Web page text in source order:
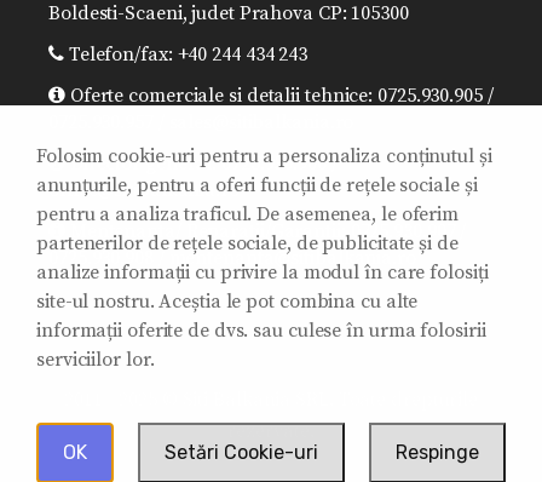
Boldesti-Scaeni, judet Prahova CP: 105300
Telefon/fax: +40 244 434 243
Oferte comerciale si detalii tehnice: 0725.930.905 /
Director general: 0725.930.906 /
office@sitibalkania.ro
Mentenanta/ Reparatii/Garantii: 0725.930.907 /
0725.930.908 / mentenanta@sitibalkania.ro
rezervate.
Folosim cookie-uri pentru a personaliza conținutul și
anunțurile, pentru a oferi funcții de rețele sociale și
pentru a analiza traficul. De asemenea, le oferim
partenerilor de rețele sociale, de publicitate și de
analize informații cu privire la modul în care folosiți
site-ul nostru. Aceștia le pot combina cu alte
informații oferite de dvs. sau culese în urma folosirii
serviciilor lor.
OK Setări Cookie-uri Respinge